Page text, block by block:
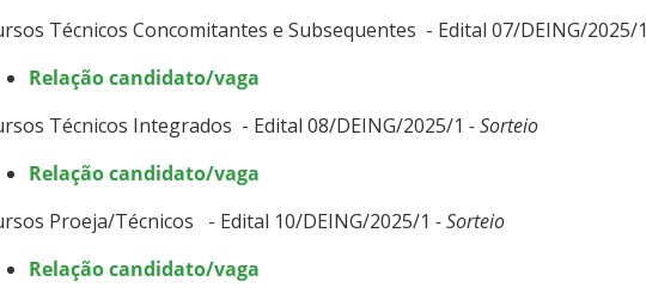
Técnicos Concomitantes e Subsequentes - Edital 07/DEING/2025/1
Relação candidato/vaga
Técnicos Integrados - Edital 08/DEING/2025/1 - Sorteio
Relação candidato/vaga
Proeja/Técnicos - Edital 10/DEING/2025/1 - Sorteio
Relação candidato/vaga